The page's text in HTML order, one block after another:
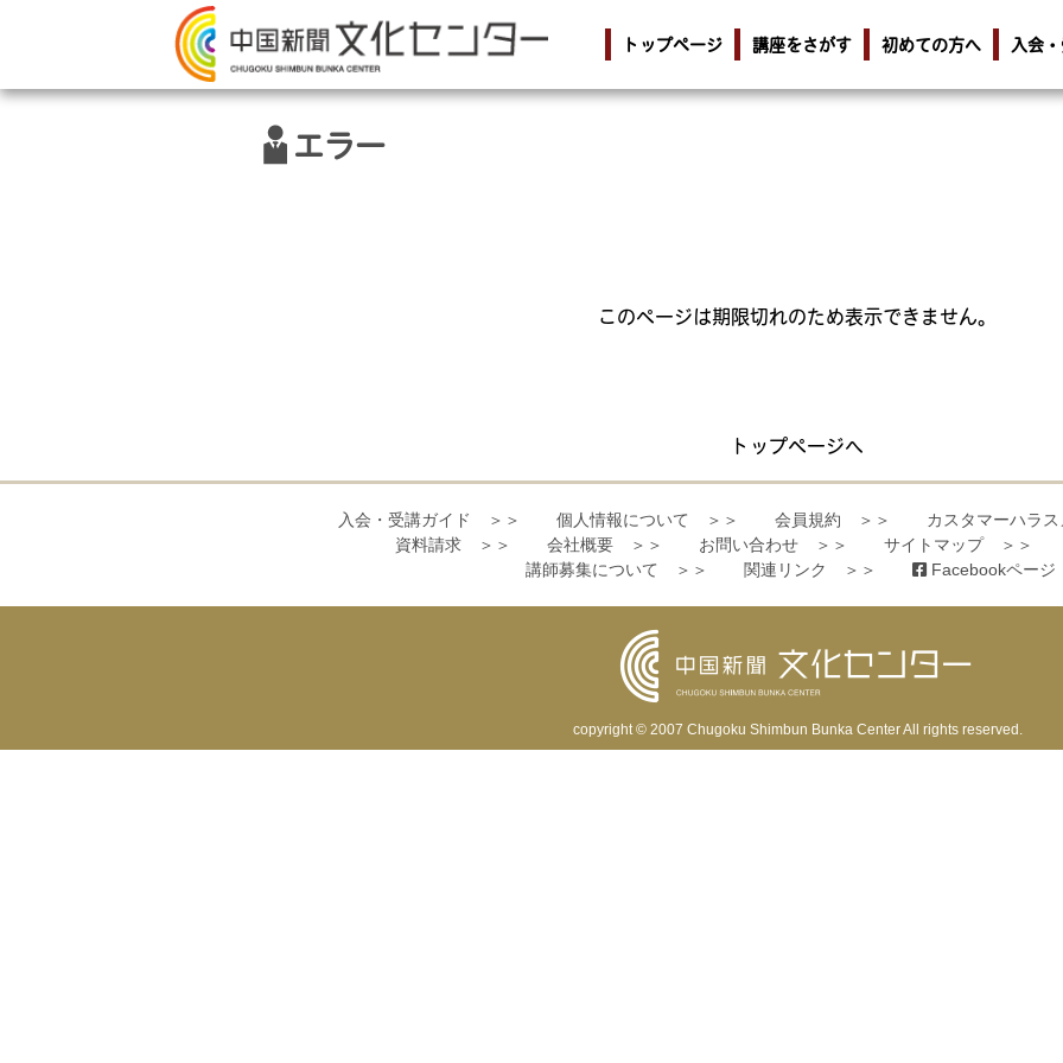
トップページ 講座をさがす 初めての方へ 入会
エラー
このページは期限切れのため表示できません。
トップページへ
入会・受講ガイド ＞＞ 個人情報について ＞＞ 会員規約 ＞＞
カスタマーハラ
資料請求 ＞＞
会社概要 ＞＞ お問い合わせ ＞＞ サイトマップ ＞＞
講師募集について ＞＞
関連リンク ＞＞ Facebookペー
copyright © 2007 Chugoku Shimbun Bunka CenterAll rights reserved.